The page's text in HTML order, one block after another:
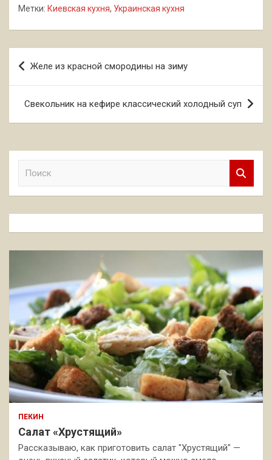
Метки: Киевская кухня, Украинская кухня
Навигация
по
записям
Желе из красной смородины на зиму
Свекольник на кефире классический холодный суп
к
ПЕКИН
Салат «Хрустящий»
Рассказываю, как приготовить салат "Хрустящий" —